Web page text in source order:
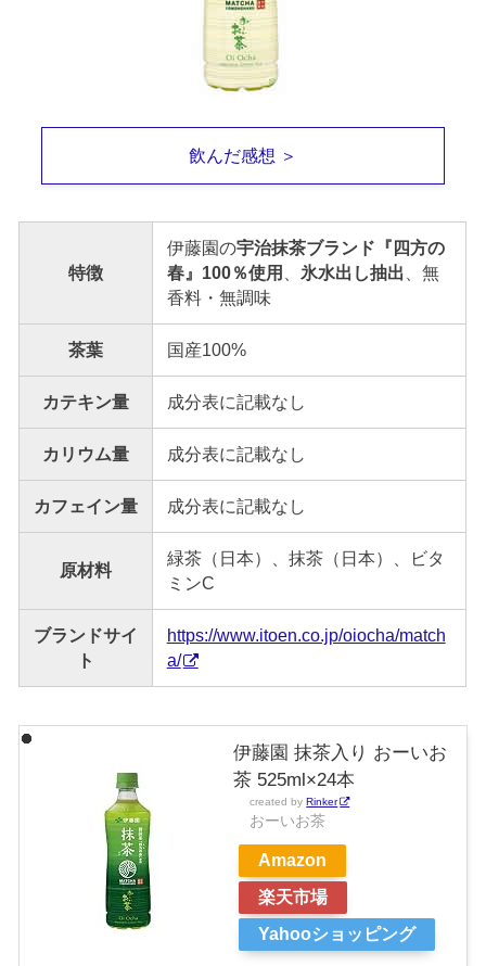
飲んだ感想 ＞
特徴
伊藤園の宇治抹茶ブランド『四方の
春』100％使用
氷水出し抽出
、無
香料・無調味
茶葉 国産100%
カテキン量 成分表に記載なし
カリウム量 成分表に記載なし
カフェイン量 成分表に記載なし
原材料
緑茶（日本）、抹茶（日本）、ビタ
ミンC
ブランドサイ
ト
https://www.itoen.co.jp/oiocha/match
a/
伊藤園 抹茶入り おーいお
茶 525ml×24本
created byRinker
おーいお茶
Amazon
楽天市場
Yahooショッピング